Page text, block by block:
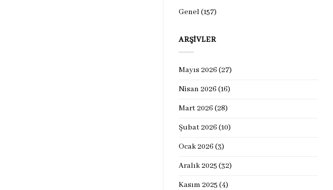
Genel(157)
ARŞIVLER
Mayıs 2026 (27)
Nisan 2026 (16)
Mart 2026 (28)
Şubat 2026 (10)
Ocak 2026 (3)
Aralık 2025 (32)
Kasım 2025 (4)